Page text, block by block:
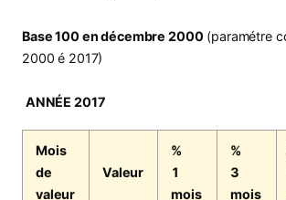
Base 100 en décembre 2000 (paramétre
2000 é 2017)
ANNÉE 2017
Mois
de
valeur
Valeur
%
1
mois
%
3
mois